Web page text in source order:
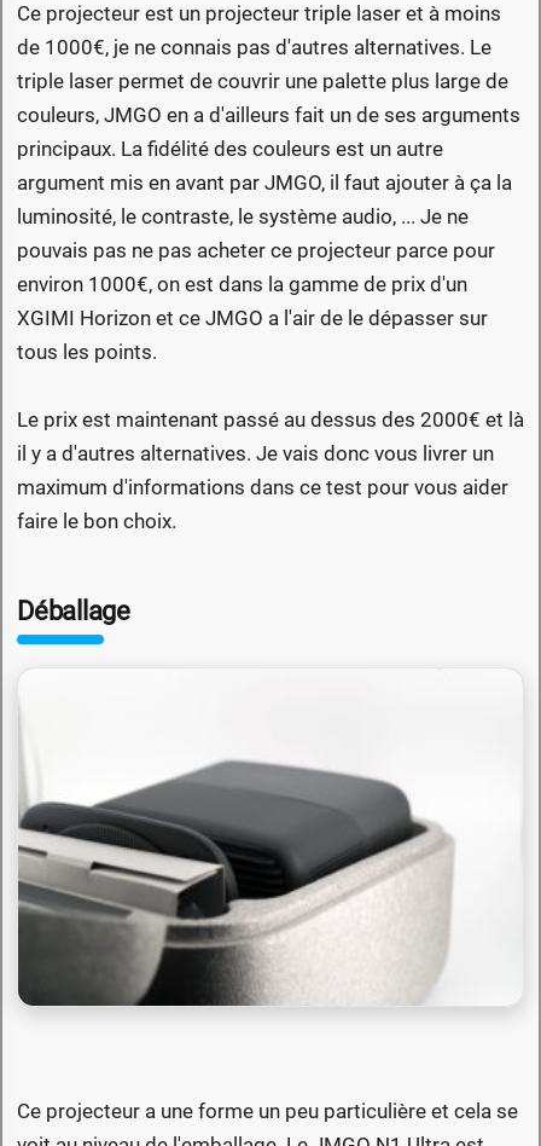
Ce projecteur est un projecteur triple laser et à moins
de 1000€, je ne connais pas d'autres alternatives. Le
triple laser permet de couvrir une palette plus large de
couleurs, JMGO en a d'ailleurs fait un de ses arguments
principaux. La fidélité des couleurs est un autre
argument mis en avant par JMGO, il faut ajouter à ça la
luminosité, le contraste, le système audio, ... Je ne
pouvais pas ne pas acheter ce projecteur parce pour
environ 1000€, on est dans la gamme de prix d'un
XGIMI Horizon et ce JMGO a l'air de le dépasser sur
tous les points.
Le prix est maintenant passé au dessus des 2000€ et là
il y a d'autres alternatives. Je vais donc vous livrer un
maximum d'informations dans ce test pour vous aider
faire le bon choix.
Déballage
Ce projecteur a une forme un peu particulière et cela se